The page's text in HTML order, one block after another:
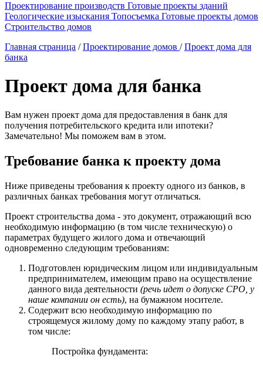
Проектирование производств Готовые проекты зданий
Геологические изыскания Топосъемка Готовые проекты домов
Строительство домов
Главная страница / Проектирование домов / Проект дома для
банка
Проект дома для банка
Вам нужен проект дома для предоставления в банк для
получения потребительского кредита или ипотеки?
Замечательно! Мы поможем вам в этом.
Требование банка к проекту дома
Ниже приведены требования к проекту одного из банков, в
различных банках требования могут отличаться.
Проект строительства дома - это документ, отражающий всю
необходимую информацию (в том числе техническую) о
параметрах будущего жилого дома и отвечающий
одновременно следующим требованиям:
Подготовлен юридическим лицом или индивидуальным
предпринимателем, имеющим право на осуществление
данного вида деятельности (речь идет о допуске СРО, у
наше компании он есть), на бумажном носителе.
Содержит всю необходимую информацию по
строящемуся жилому дому по каждому этапу работ, в
том числе:
Постройка фундамента: